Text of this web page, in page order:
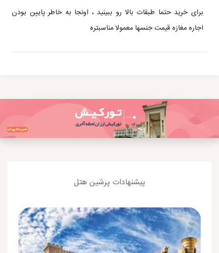
برای خرید حتما طبقات بالا رو ببینید ، اونجا به خاطر پایین بودن
اجاره مغازه قیمت جنسها معمولا مناسبتره
پیشنهادات پرشین هتل